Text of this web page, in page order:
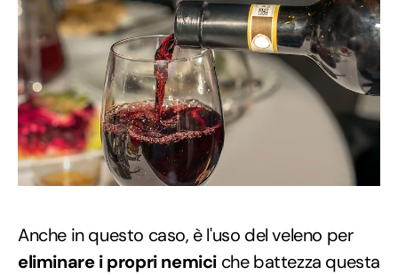
Anche in questo caso, è l'uso del veleno per
eliminare i propri nemici che battezza questa